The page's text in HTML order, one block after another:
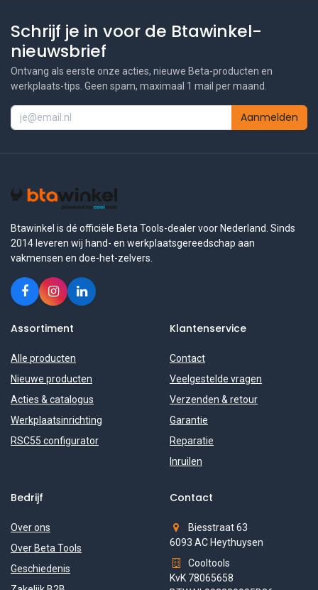
Schrijf je in voor de Btawinkel-
nieuwsbrief
Ontvang als eerste onze acties, nieuwe Beta-producten en
werkplaats-tips. Geen spam, maximaal 1 mail per maand.
Aanmelden
Btawinkel is dé officiële Beta Tools-dealer voor Nederland. Sinds
2014 leveren wij hand- en werkplaatsgereedschap aan
vakmensen en doe-het-zelvers.
Assortiment
Alle producten
Nieuwe producten
Acties & catalogus
Werkplaatsinrichting
RSC55 configurator
Klantenservice
Contact
Veelgestelde vragen
Verzenden & retour
Garantie
Reparatie
Inruilen
Bedrijf
Over ons
Over Beta Tools
Geschiedenis
Contact
Biesstraat 63
6093 AC Heythuysen
Cooltools
KvK 78065658